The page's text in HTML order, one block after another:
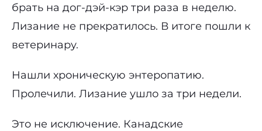
брать на дог-дэй-кэр три раза в неделю.
Лизание не прекратилось. В итоге пошли к
ветеринару.
Нашли хроническую энтеропатию.
Пролечили. Лизание ушло за три недели.
Это не исключение. Канадские